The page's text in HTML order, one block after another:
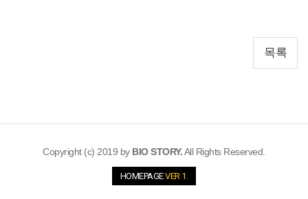
목록
Copyright (c) 2019 by BIO STORY.All Rights Reserved.
HOMEPAGEVER 1.